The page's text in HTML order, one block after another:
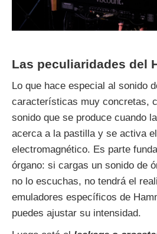
Las peculiaridades del
Lo que hace especial al sonido
características muy concretas,
sonido que se produce cuando
acerca a la pastilla y se activa
electromagnético. Es parte
órgano: si cargas un sonido de
no lo escuchas, no tendrá el
emuladores específicos de
puedes ajustar su intensidad.